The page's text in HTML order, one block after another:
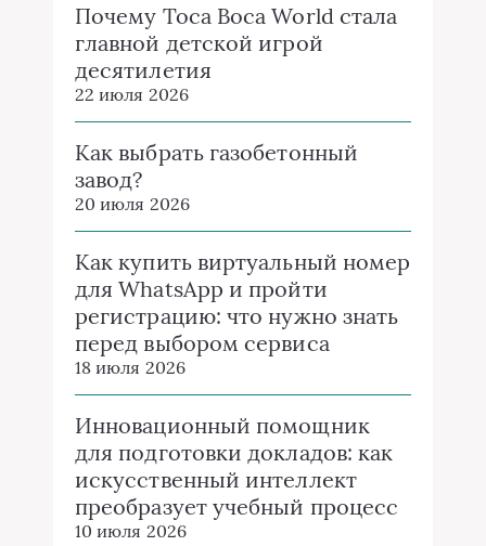
Почему Toca Boca World стала
главной детской игрой
десятилетия
22 июля 2026
Как выбрать газобетонный
завод?
20 июля 2026
Как купить виртуальный номер
для WhatsApp и пройти
регистрацию: что нужно знать
перед выбором сервиса
18 июля 2026
Инновационный помощник
для подготовки докладов: как
искусственный интеллект
преобразует учебный процесс
10 июля 2026